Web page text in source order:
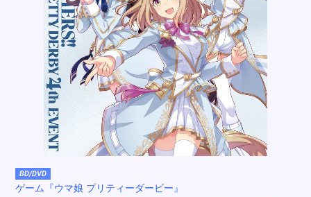
BD/DVD
ゲーム『ウマ娘 プリティーダービー』